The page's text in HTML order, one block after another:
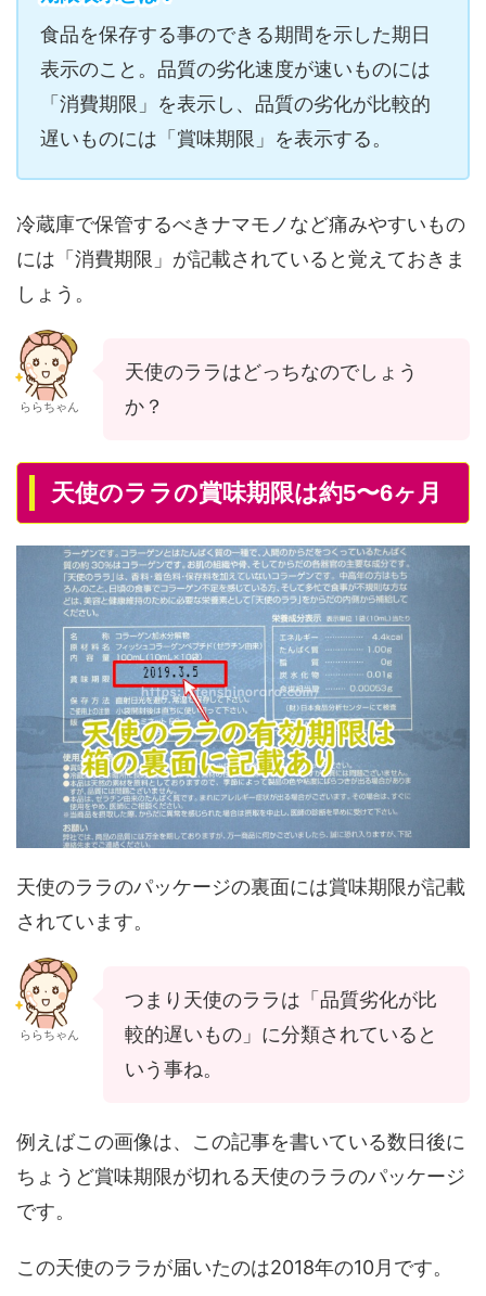
食品を保存する事のできる期間を示した期日
表示のこと。品質の劣化速度が速いものには
「消費期限」を表示し、品質の劣化が比較的
遅いものには「賞味期限」を表示する。
冷蔵庫で保管するべきナマモノなど痛みやすいもの
には「消費期限」が記載されていると覚えておきま
しょう。
ららちゃん
天使のララはどっちなのでしょう
か？
天使のララの賞味期限は約5〜6ヶ月
天使のララのパッケージの裏面には賞味期限が記載
されています。
ららちゃん
つまり天使のララは「品質劣化が比
較的遅いもの」に分類されていると
いう事ね。
例えばこの画像は、この記事を書いている数日後に
ちょうど賞味期限が切れる天使のララのパッケージ
です。
この天使のララが届いたのは2018年の10月です。